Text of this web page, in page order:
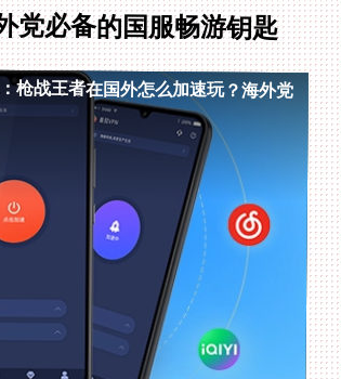
党必备的国服畅游钥匙
枪战王者在国外怎么加速玩？海外党